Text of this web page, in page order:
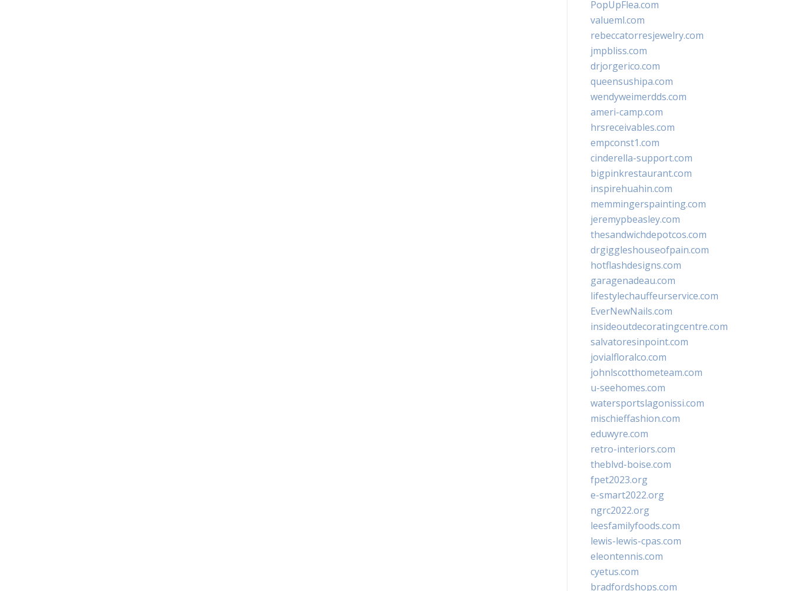
PopUpFlea.com
valueml.com
rebeccatorresjewelry.com
jmpbliss.com
drjorgerico.com
queensushipa.com
wendyweimerdds.com
ameri-camp.com
hrsreceivables.com
empconst1.com
cinderella-support.com
bigpinkrestaurant.com
inspirehuahin.com
memmingerspainting.com
jeremypbeasley.com
thesandwichdepotcos.com
drgiggleshouseofpain.com
hotflashdesigns.com
garagenadeau.com
lifestylechauffeurservice.com
EverNewNails.com
insideoutdecoratingcentre.com
salvatoresinpoint.com
jovialfloralco.com
johnlscotthometeam.com
u-seehomes.com
watersportslagonissi.com
mischieffashion.com
eduwyre.com
retro-interiors.com
theblvd-boise.com
fpet2023.org
e-smart2022.org
ngrc2022.org
leesfamilyfoods.com
lewis-lewis-cpas.com
eleontennis.com
cyetus.com
bradfordshops.com